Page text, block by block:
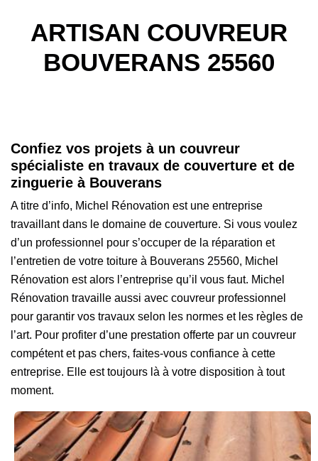
ARTISAN COUVREUR
BOUVERANS 25560
Confiez vos projets à un couvreur
spécialiste en travaux de couverture et de
zinguerie à Bouverans
A titre d’info, Michel Rénovation est une entreprise
travaillant dans le domaine de couverture. Si vous voulez
d’un professionnel pour s’occuper de la réparation et
l’entretien de votre toiture à Bouverans 25560, Michel
Rénovation est alors l’entreprise qu’il vous faut. Michel
Rénovation travaille aussi avec couvreur professionnel
pour garantir vos travaux selon les normes et les règles de
l’art. Pour profiter d’une prestation offerte par un couvreur
compétent et pas chers, faites-vous confiance à cette
entreprise. Elle est toujours là à votre disposition à tout
moment.